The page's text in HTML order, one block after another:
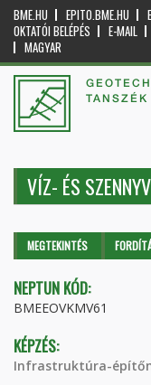
BME.HU EPITO.BME.HU
OKTATÓI BELÉPÉS
E-MAIL
MAGYAR
TANSZÉK
VÍZ- ÉS
Elsődleges
MEGTEKINTÉS (AKTÍV
NEPTUN KÓD:
BMEEOVKMV61
KÉPZÉS:
Infrastruktúra-